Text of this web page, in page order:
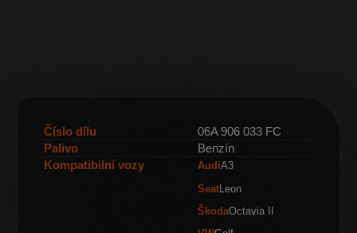
Číslo dílu
06A 906 033 FC
Palivo
Benzín
Kompatibilní vozy
AudiA3
SeatLeon
ŠkodaOctavia II